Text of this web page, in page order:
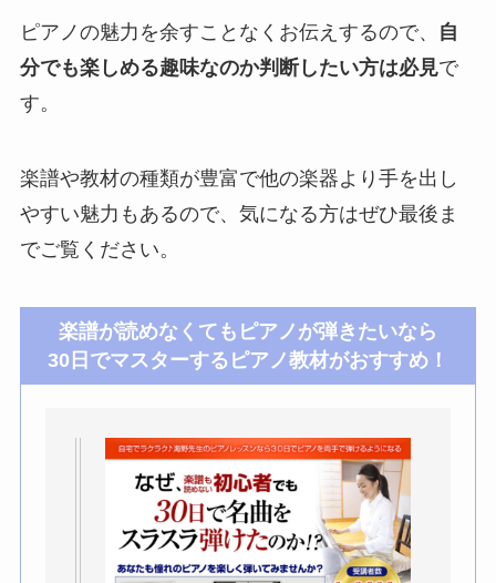
ピアノの魅力を余すことなくお伝えするので、
自
分でも楽しめる趣味なのか判断したい方は必見で
す。
楽譜や教材の種類が豊富で他の楽器より手を出し
やすい魅力もあるので、気になる方はぜひ最後ま
でご覧ください。
楽譜が読めなくてもピアノが弾きたいなら
30日でマスターするピアノ教材がおすすめ！